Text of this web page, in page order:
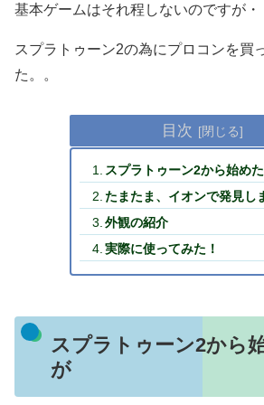
基本ゲームはそれ程しないのですが・
スプラトゥーン2の為にプロコンを買
た。。
目次
スプラトゥーン2から始め
たまたま、イオンで発見し
外観の紹介
実際に使ってみた！
スプラトゥーン2から
が